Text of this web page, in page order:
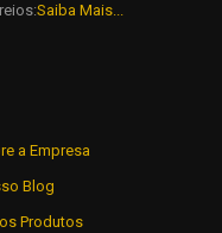
Saiba Mais...
a Empresa
Blog
Produtos